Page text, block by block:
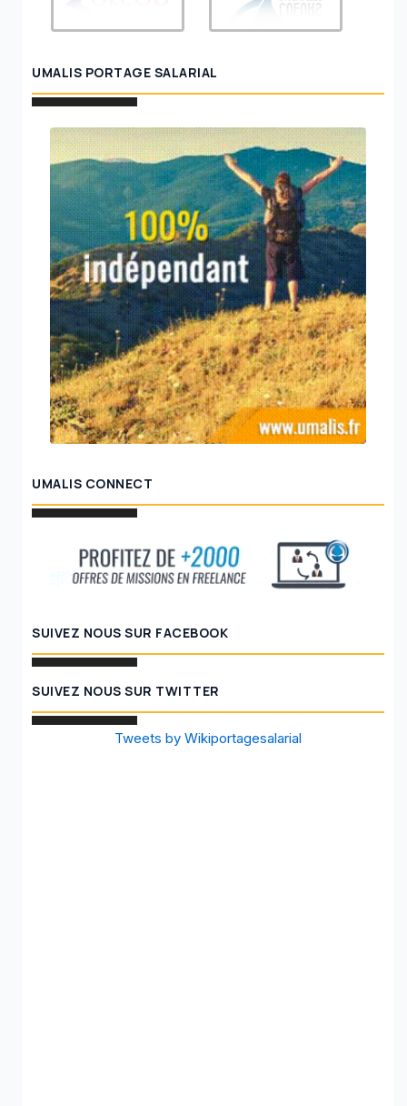
UMALIS PORTAGE SALARIAL
UMALIS CONNECT
SUIVEZ NOUS SUR FACEBOOK
SUIVEZ NOUS SUR TWITTER
Tweets by Wikiportagesalarial